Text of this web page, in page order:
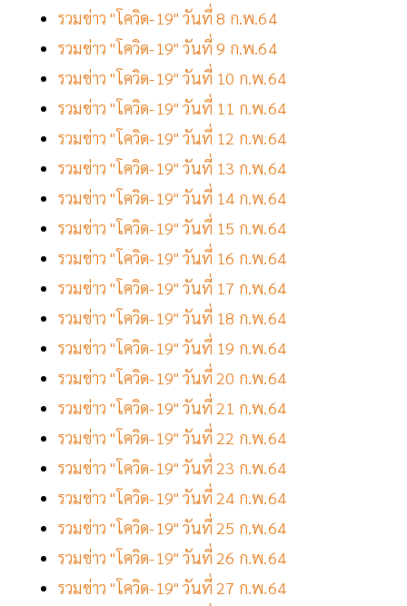
รวมข่าว "โควิด-19" วันที่ 8 ก.พ.64
รวมข่าว "โควิด-19" วันที่ 9 ก.พ.64
รวมข่าว "โควิด-19" วันที่ 10 ก.พ.64
รวมข่าว "โควิด-19" วันที่ 11 ก.พ.64
รวมข่าว "โควิด-19" วันที่ 12 ก.พ.64
รวมข่าว "โควิด-19" วันที่ 13 ก.พ.64
รวมข่าว "โควิด-19" วันที่ 14 ก.พ.64
รวมข่าว "โควิด-19" วันที่ 15 ก.พ.64
รวมข่าว "โควิด-19" วันที่ 16 ก.พ.64
รวมข่าว "โควิด-19" วันที่ 17 ก.พ.64
รวมข่าว "โควิด-19" วันที่ 18 ก.พ.64
รวมข่าว "โควิด-19" วันที่ 19 ก.พ.64
รวมข่าว "โควิด-19" วันที่ 20 ก.พ.64
รวมข่าว "โควิด-19" วันที่ 21 ก.พ.64
รวมข่าว "โควิด-19" วันที่ 22 ก.พ.64
รวมข่าว "โควิด-19" วันที่ 23 ก.พ.64
รวมข่าว "โควิด-19" วันที่ 24 ก.พ.64
รวมข่าว "โควิด-19" วันที่ 25 ก.พ.64
รวมข่าว "โควิด-19" วันที่ 26 ก.พ.64
รวมข่าว "โควิด-19" วันที่ 27 ก.พ.64